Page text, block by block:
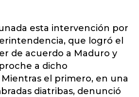
esta intervención por
que logró el
de acuerdo a Maduro y
a dicho
el primero, en una
diatribas, denunció